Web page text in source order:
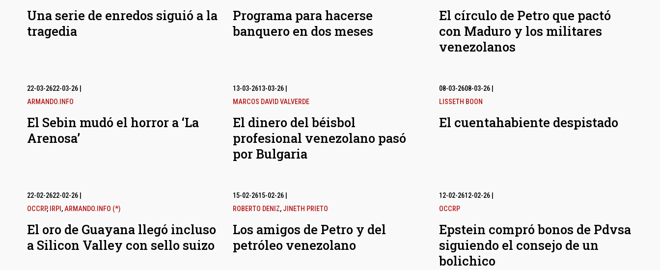
Una serie de enredos siguió a la
tragedia
Programa para hacerse
banquero en dos meses
El círculo de Petro que pactó
con Maduro y los militares
venezolanos
22-03-2622-03-26|
ARMANDO.INFO
El Sebin mudó el horror a ‘La
Arenosa’
13-03-2613-03-26
MARCOS DAVID VALVERDE
El dinero del béisbol
profesional venezolano pasó
por Bulgaria
08-03-2608-03-26|
LISSETH BOON
El cuentahabiente despistado
22-02-2622-02-26|
OCCRP, IRPI ,ARMANDO.INFO (*)
El oro de Guayana llegó incluso
a Silicon Valley con sello suizo
15-02-2615-02-26
ROBERTO DENIZ, JINETH PRIETO
Los amigos de Petro y del
petróleo venezolano
12-02-2612-02-26|
OCCRP
Epstein compró bonos de Pdvsa
siguiendo el consejo de un
bolichico